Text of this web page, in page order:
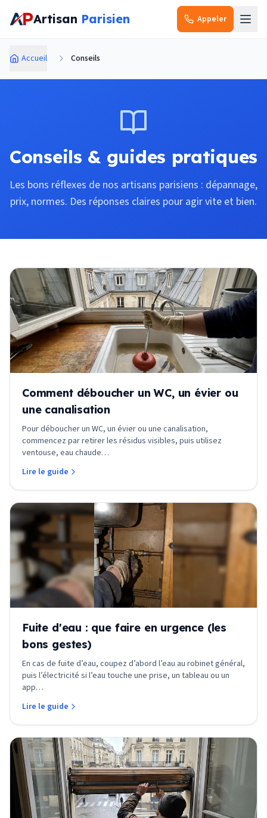
Aller au contenu principal
Artisan Parisien Appeler
Accueil Conseils
Conseils & guides pratiques
Les bons réflexes de nos artisans parisiens : dépannage,
prix, normes. Des réponses claires pour agir vite et bien.
Comment déboucher un WC, un évier ou
une canalisation
Pour déboucher un WC, un évier ou une canalisation,
commencez par retirer les résidus visibles, puis utilisez
ventouse, eau chaude…
Lire le guide
Fuite d'eau : que faire en urgence (les
bons gestes)
En cas de fuite d’eau, coupez d’abord l’eau au robinet général,
puis l’électricité si l’eau touche une prise, un tableau ou un
app…
Lire le guide